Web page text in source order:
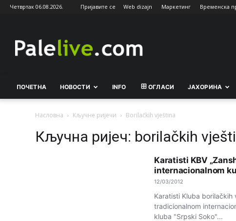
Четвртак 06.08.2026. Пријавите се Web dizajn Маркетинг Временска
ПОЧЕТНА НОВОСТИ INFO ОГЛАСИ ЈАХОРИНА
Насловна Кључне ријечи Borilačkih vještina
Кључна ријеч: borilačkih
Karatisti KBV
internacionalnom
12/03/2012
Karatisti Kluba borilačkih
tradicionalnom
kluba "Srpski Soko"...